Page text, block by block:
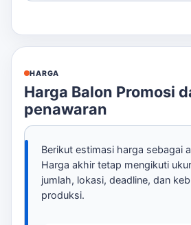
HARGA
Harga Balon Promosi
penawaran
Berikut estimasi harga sebagai
Harga akhir tetap mengikuti
jumlah, lokasi, deadline, dan
produksi.